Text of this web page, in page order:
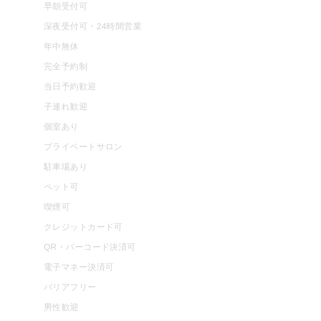
早朝受付可
深夜受付可・24時間営業
年中無休
完全予約制
当日予約歓迎
子連れ歓迎
個室あり
プライベートサロン
駐車場あり
ペット可
喫煙可
クレジットカード可
QR・バーコード決済可
電子マネー決済可
バリアフリー
男性歓迎